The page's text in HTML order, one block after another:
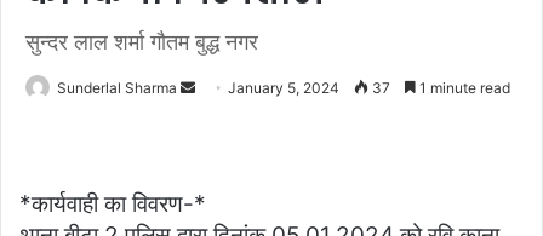
सुन्दर लाल शर्मा गौतम बुद्ध नगर
Sunderlal Sharma
SendJanuary 5, 2024 37 1 minute read
*कार्यवाही का विवरण-*